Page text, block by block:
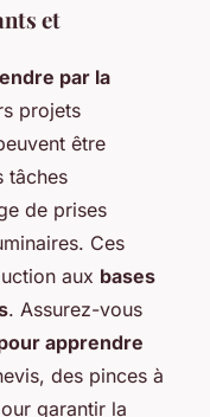
et
par la
projets
être
tâches
de prises
Ces
aux bases
. Assurez-vous
apprendre
des pinces à
garantir la